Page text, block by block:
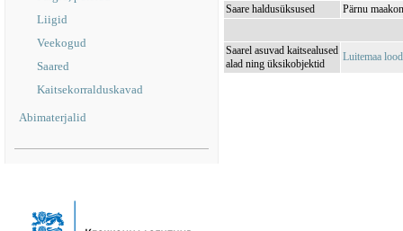
Liigid
Veekogud
Saared
Kaitsekorralduskavad
Abimaterjalid
Saare haldusüksused Pärnu
Saarel asuvad kaitsealused
alad ning üksikobjektid
Luitemaa